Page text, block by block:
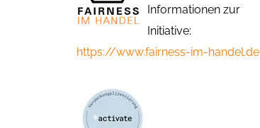
Informationen zur
Initiative:
https://www.fairness-im-handel.de